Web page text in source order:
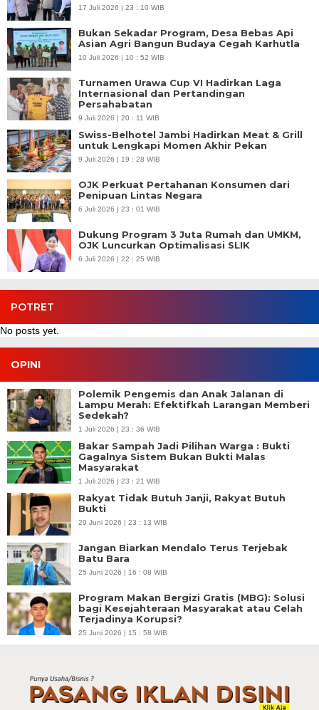
17 Juli 2026 | 23 : 10 WIB
Bukan Sekadar Program, Desa Bebas Api
Asian Agri Bangun Budaya Cegah Karhutla
10 Juli 2026 | 10 : 52 WIB
Turnamen Urawa Cup VI Hadirkan Laga
Internasional dan Pertandingan
Persahabatan
9 Juli 2026 | 20 : 11 WIB
Swiss-Belhotel Jambi Hadirkan Meat & Grill
untuk Lengkapi Momen Akhir Pekan
9 Juli 2026 | 19 : 28 WIB
OJK Perkuat Pertahanan Konsumen dari
Penipuan Lintas Negara
6 Juli 2026 | 23 : 01 WIB
Dukung Program 3 Juta Rumah dan UMKM,
OJK Luncurkan Optimalisasi SLIK
6 Juli 2026 | 22 : 25 WIB
POTRET
No posts yet.
OPINI
Polemik Pengemis dan Anak Jalanan di
Lampu Merah: Efektifkah Larangan Memberi
Sedekah?
1 Juli 2026 | 23 : 36 WIB
Bakar Sampah Jadi Pilihan Warga : Bukti
Gagalnya Sistem Bukan Bukti Malas
Masyarakat
1 Juli 2026 | 23 : 21 WIB
Rakyat Tidak Butuh Janji, Rakyat Butuh
Bukti
29 Juni 2026 | 23 : 13 WIB
Jangan Biarkan Mendalo Terus Terjebak
Batu Bara
25 Juni 2026 | 16 : 08 WIB
Program Makan Bergizi Gratis (MBG): Solusi
bagi Kesejahteraan Masyarakat atau Celah
Terjadinya Korupsi?
25 Juni 2026 | 15 : 58 WIB